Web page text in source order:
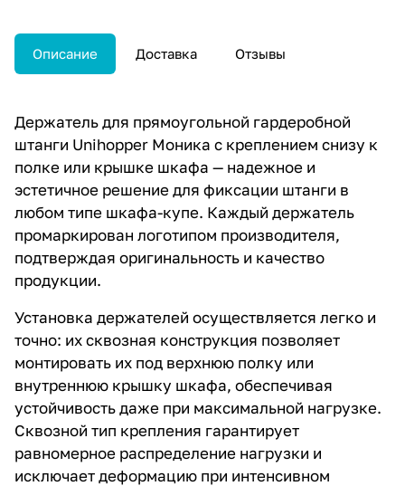
Описание Доставка Отзывы
Держатель для прямоугольной гардеробной
штанги Unihopper Моника с креплением снизу к
полке или крышке шкафа — надежное и
эстетичное решение для фиксации штанги в
любом типе шкафа-купе. Каждый держатель
промаркирован логотипом производителя,
подтверждая оригинальность и качество
продукции.
Установка держателей осуществляется легко и
точно: их сквозная конструкция позволяет
монтировать их под верхнюю полку или
внутреннюю крышку шкафа, обеспечивая
устойчивость даже при максимальной нагрузке.
Сквозной тип крепления гарантирует
равномерное распределение нагрузки и
исключает деформацию при интенсивном